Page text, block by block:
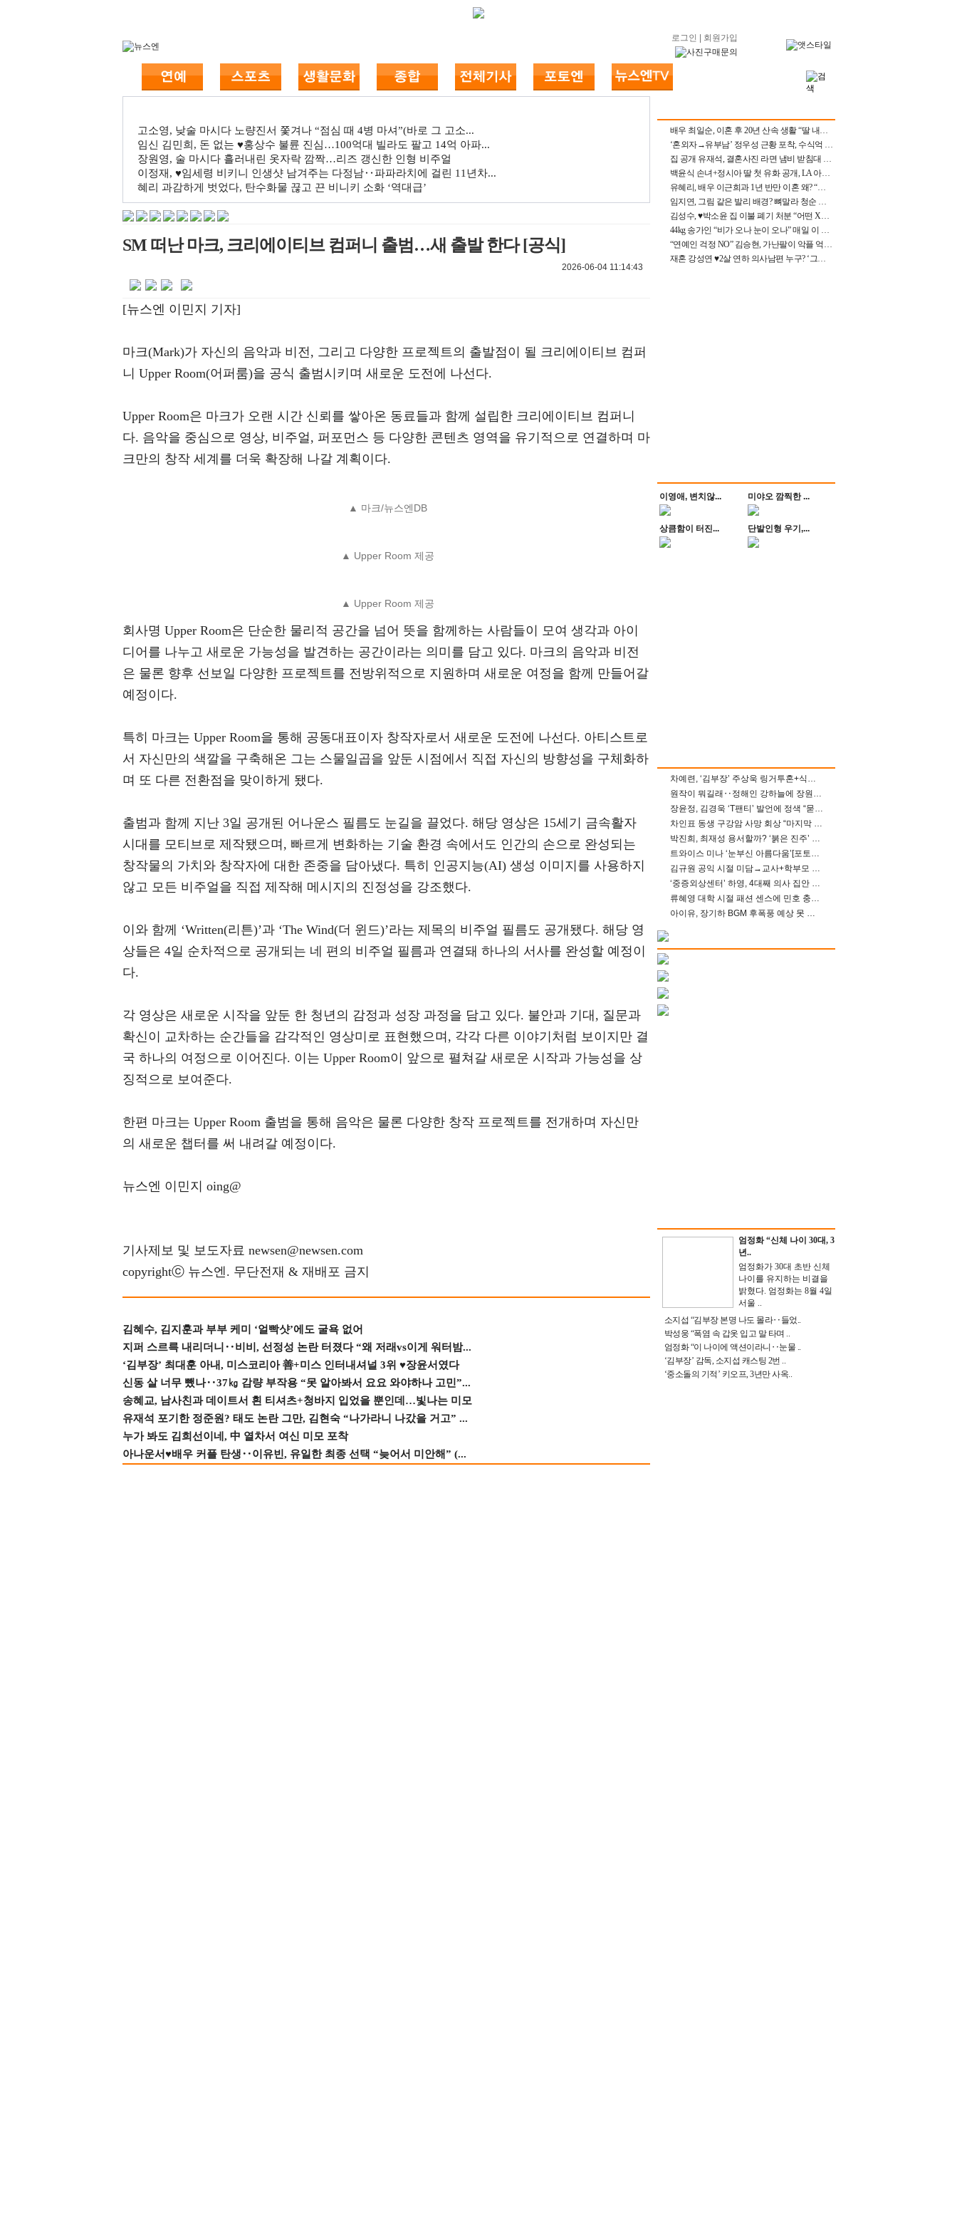
로그인 회원가입
고소영, 낮술 마시다 노량진서 쫓겨나 “점심 때 4병 마셔”(바로 그 고소...
임신 김민희, 돈 없는 ♥홍상수 불륜 진심…100억대 빌라도 팔고 14억 아파...
장원영, 술 마시다 흘러내린 옷자락 깜짝…리즈 갱신한 인형 비주얼
이정재, ♥임세령 비키니 인생샷 남겨주는 다정남‥파파라치에 걸린 11년차...
혜리 과감하게 벗었다, 탄수화물 끊고 끈 비니키 소화 ‘역대급’
SM 떠난 마크, 크리에이티브 컴퍼니 출범…새 출발 한다 [공식]
2026-06-04 11:14:43
[뉴스엔 이민지 기자]
마크(Mark)가 자신의 음악과 비전, 그리고 다양한 프로젝트의 출발점이 될 크리에이티브 컴퍼
니 Upper Room(어퍼룸)을 공식 출범시키며 새로운 도전에 나선다.
Upper Room은 마크가 오랜 시간 신뢰를 쌓아온 동료들과 함께 설립한 크리에이티브 컴퍼니
다. 음악을 중심으로 영상, 비주얼, 퍼포먼스 등 다양한 콘텐츠 영역을 유기적으로 연결하며 마
크만의 창작 세계를 더욱 확장해 나갈 계획이다.
▲ 마크/뉴스엔DB
▲ Upper Room 제공
▲ Upper Room 제공
회사명 Upper Room은 단순한 물리적 공간을 넘어 뜻을 함께하는 사람들이 모여 생각과 아이
디어를 나누고 새로운 가능성을 발견하는 공간이라는 의미를 담고 있다. 마크의 음악과 비전
은 물론 향후 선보일 다양한 프로젝트를 전방위적으로 지원하며 새로운 여정을 함께 만들어갈
예정이다.
특히 마크는 Upper Room을 통해 공동대표이자 창작자로서 새로운 도전에 나선다. 아티스트로
서 자신만의 색깔을 구축해온 그는 스물일곱을 앞둔 시점에서 직접 자신의 방향성을 구체화하
며 또 다른 전환점을 맞이하게 됐다.
출범과 함께 지난 3일 공개된 어나운스 필름도 눈길을 끌었다. 해당 영상은 15세기 금속활자
시대를 모티브로 제작됐으며, 빠르게 변화하는 기술 환경 속에서도 인간의 손으로 완성되는
창작물의 가치와 창작자에 대한 존중을 담아냈다. 특히 인공지능(AI) 생성 이미지를 사용하지
않고 모든 비주얼을 직접 제작해 메시지의 진정성을 강조했다.
이와 함께 ‘Written(리튼)’과 ‘The Wind(더 윈드)’라는 제목의 비주얼 필름도 공개됐다. 해당 영
상들은 4일 순차적으로 공개되는 네 편의 비주얼 필름과 연결돼 하나의 서사를 완성할 예정이
다.
각 영상은 새로운 시작을 앞둔 한 청년의 감정과 성장 과정을 담고 있다. 불안과 기대, 질문과
확신이 교차하는 순간들을 감각적인 영상미로 표현했으며, 각각 다른 이야기처럼 보이지만 결
국 하나의 여정으로 이어진다. 이는 Upper Room이 앞으로 펼쳐갈 새로운 시작과 가능성을 상
징적으로 보여준다.
한편 마크는 Upper Room 출범을 통해 음악은 물론 다양한 창작 프로젝트를 전개하며 자신만
의 새로운 챕터를 써 내려갈 예정이다.
뉴스엔 이민지 oing@
기사제보 및 보도자료 newsen@newsen.com
copyrightⓒ 뉴스엔. 무단전재 & 재배포 금지
김혜수, 김지훈과 부부 케미 ‘얼빡샷’에도 굴욕 없어
지퍼 스르륵 내리더니‥비비, 선정성 논란 터졌다 “왜 저래vs이게 워터밤...
‘김부장’ 최대훈 아내, 미스코리아 善+미스 인터내셔널 3위 ♥장윤서였다
신동 살 너무 뺐나‥37㎏ 감량 부작용 “못 알아봐서 요요 와야하나 고민”...
송혜교, 남사친과 데이트서 흰 티셔츠+청바지 입었을 뿐인데…빛나는 미모
유재석 포기한 정준원? 태도 논란 그만, 김현숙 “나가라니 나갔을 거고” ...
누가 봐도 김희선이네, 中 열차서 여신 미모 포착
아나운서♥배우 커플 탄생‥이유빈, 유일한 최종 선택 “늦어서 미안해” (...
배우 최일순, 이혼 후 20년 산속 생활 “딸 내가 버렸다고 원망‥맘 아파”(특종)[어제TV]
‘혼외자→유부남’ 정우성 근황 포착, 수식억 해킹 피해 후배 만났다 “존경하는”
집 공개 유재석, 결혼사진 라면 냄비 받침대 되고 분노‥가족사진도 피해(놀뭐)[어제TV]
백윤식 손녀+정시아 딸 첫 유화 공개, LA 아트쇼→서울국제조각페스타 작가다운 수준급 실력
유혜리, 배우 이근희과 1년 반만 이혼 왜? “식칼 꽂고 의자 던져” 충격 폭로(특종)[어제TV]
임지연, 그림 같은 발리 배경? 뼈말라 청순 비키니 핏에 상대 안 되네
김성수, ♥박소윤 집 이불 폐기 처분 “어떤 X이랑 썼을지 몰라” 질투(신랑수업2)[어제TV]
44kg 송가인 “비가 오나 눈이 오나” 매일 이 운동, 허벅지 근육량 상승+체지방 감소
“연예인 걱정 NO” 김승현, 가난팔이 악플 억울할만‥아내+딸과 日 여행
재혼 강성연 ♥2살 연하 의사남편 누구? ‘그알’ 자문의에 훈남 비주얼 초엘리트 스펙 [종합]
이영애, 변치않... 미야오 깜찍한 ...
상큼함이 터진... 단발인형 우기,...
차예련, ‘김부장’ 주상욱 링거투혼+식스팩 비화 “옷 벗는데 아저씨는 안 된다고”(차장금)
원작이 뭐길래‥정해인 강하늘에 장원영까지 참여한 이 영화
장윤정, 김경욱 ‘T팬티’ 발언에 정색 “묻지 않았는데, 그것도 성희롱”(장공장)
차인표 동생 구강암 사망 회상 “마지막 순간 동생 손 잡아준 신애라, 두고두고 고마워” (신애라이프)
박진희, 최재성 용서할까? ‘붉은 진주’ 오늘(7일) 결말 나온다
트와이스 미나 ‘눈부신 아름다움’[포토엔HD]
김규원 공익 시절 미담→교사+학부모 추가 미담 속출 “휠체어 탄 아이와 산책도”[종합]
‘중증외상센터’ 하영, 4대째 의사 집안 인증 “증조부, 고종 황제 진료”(옥문아)[어제TV]
류혜영 대학 시절 패션 센스에 민호 충격 “레몬색 레깅스에 다리 없는 줄”(나혼산)
아이유, 장기하 BGM 후폭풍 예상 못 했나‥삭제 오보→윤가이까지 엮여 시끌
엄정화 “신체 나이 30대, 3
년..
엄정화가 30대 초반 신체
나이를 유지하는 비결을
밝혔다. 엄정화는 8월 4일
서울 ..
소지섭 “김부장 본명 나도 몰라‥들었..
박성웅 “폭염 속 갑옷 입고 말 타며 ..
엄정화 “이 나이에 액션이라니‥눈물 ..
‘김부장’ 감독, 소지섭 캐스팅 2번 ..
‘중소돌의 기적’ 키오프, 3년만 사옥..